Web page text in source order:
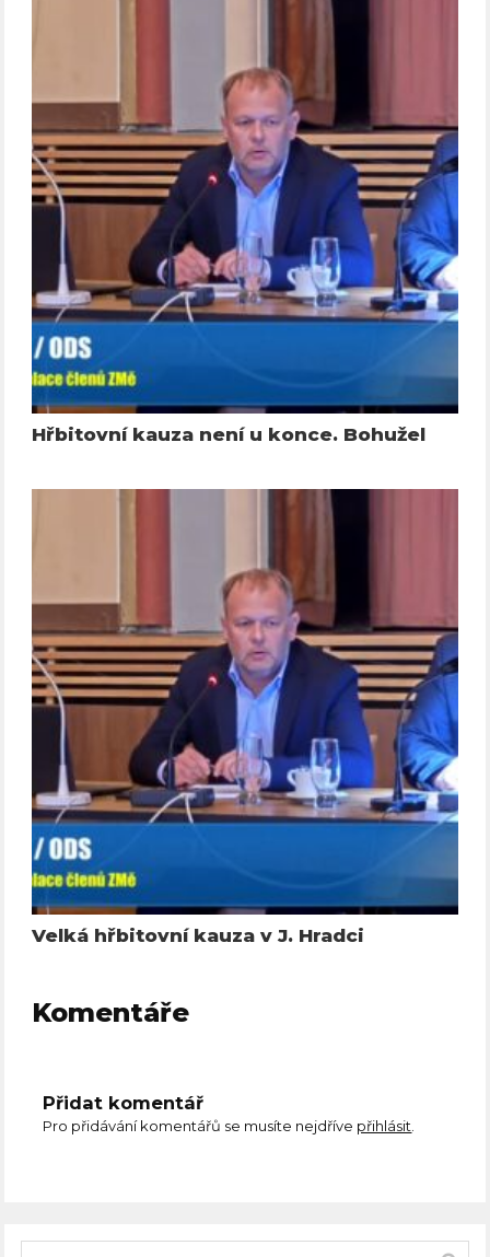
Hřbitovní kauza není u konce. Bohužel
Velká hřbitovní kauza v J. Hradci
Komentáře
Přidat komentář
Pro přidávání komentářů se musíte nejdříve přihlásit.